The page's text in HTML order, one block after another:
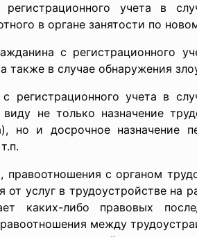
учета в
в органе занятости по
с регистрационного
также в случае обнаружения
регистрационного учета в
не только назначение
но и досрочное
правоотношения с органом
от услуг в трудоустройстве на
каких-либо правовых
между